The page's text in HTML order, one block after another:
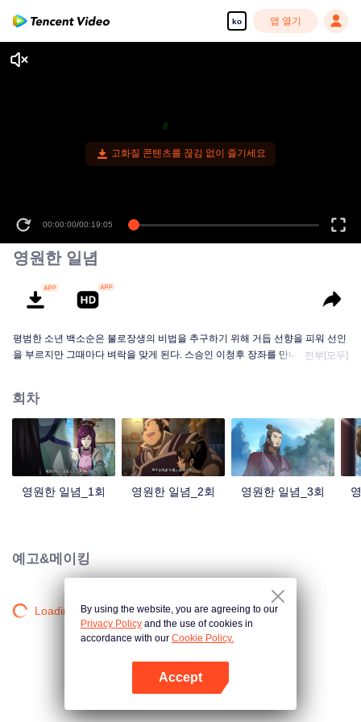
ko 앱 열기
영원한 일념
평범한 소년 백소순은 불로장생의 비법을 추구하기 위해 거듭 선향을 피워 선인
을 부르지만 그때마다 벼락을 맞게 된다. 스승인 이청후 장좌를 만나고 나서야...
전부[모두]
회차
영원한 일념_1회 영원한 일념_2회 영원한 일념_3회
예고&메이킹
Loading…By using the website, you are agreeing to our
Privacy Policy and the use of cookies in
accordance with our Cookie Policy.
Accept